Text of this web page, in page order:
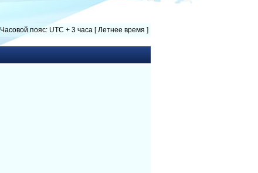
Часовой пояс: UTC + 3 часа [ Летнее время ]